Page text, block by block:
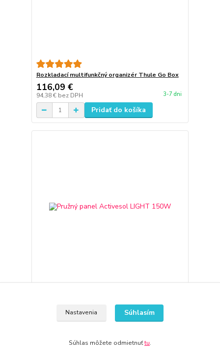
Rozkladací multifunkčný organizér Thule Go Box
116,09 €
94,38 € bez DPH 3-7 dni
Pridať do košíka
417,79 €Nastavenia Súhlasím
Súhlas môžete odmietnuťtu.